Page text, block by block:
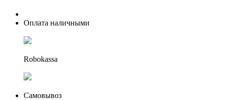
Оплата наличными
Robokassa
Самовывоз